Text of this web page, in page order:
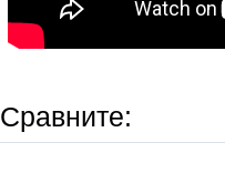
Сравните: